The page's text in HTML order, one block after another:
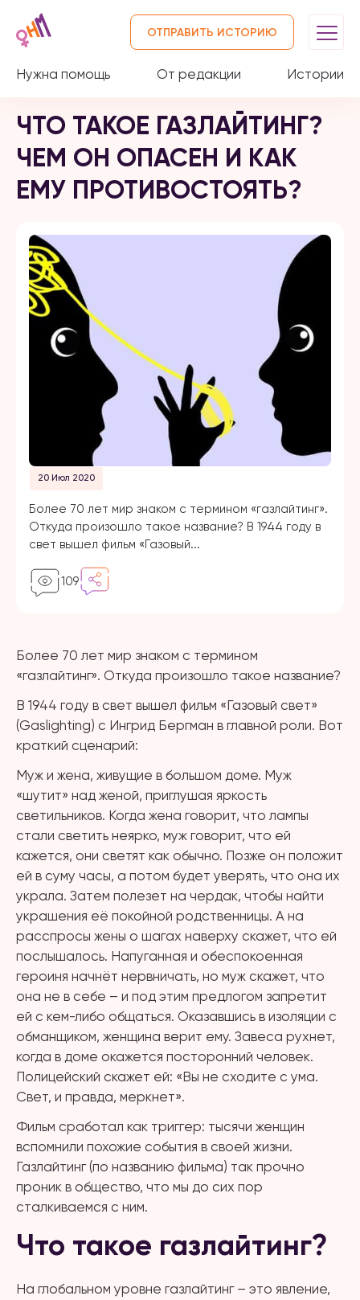
Нужна помощь От редакции Истории
ОТПРАВИТЬ ИСТОРИЮ
ЧТО ТАКОЕ ГАЗЛАЙТИНГ?
ЧЕМ ОН ОПАСЕН И КАК
ЕМУ ПРОТИВОСТОЯТЬ?
20 Июл 2020
Более 70 лет мир знаком с термином «газлайтинг».
Откуда произошло такое название? В 1944 году в
свет вышел фильм «Газовый...
109
Более 70 лет мир знаком с термином
«газлайтинг». Откуда произошло такое название?
В 1944 году в свет вышел фильм «Газовый свет»
(Gaslighting) с Ингрид Бергман в главной роли. Вот
краткий сценарий:
Муж и жена, живущие в большом доме. Муж
«шутит» над женой, приглушая яркость
светильников. Когда жена говорит, что лампы
стали светить неярко, муж говорит, что ей
кажется, они светят как обычно. Позже он положит
ей в суму часы, а потом будет уверять, что она их
украла. Затем полезет на чердак, чтобы найти
украшения её покойной родственницы. А на
расспросы жены о шагах наверху скажет, что ей
послышалось. Напуганная и обеспокоенная
героиня начнёт нервничать, но муж скажет, что
она не в себе – и под этим предлогом запретит
ей с кем-либо общаться. Оказавшись в изоляции с
обманщиком, женщина верит ему. Завеса рухнет,
когда в доме окажется посторонний человек.
Полицейский скажет ей: «Вы не сходите с ума.
Свет, и правда, меркнет».
Фильм сработал как триггер: тысячи женщин
вспомнили похожие события в своей жизни.
Газлайтинг (по названию фильма) так прочно
проник в общество, что мы до сих пор
сталкиваемся с ним.
Что такое газлайтинг?
На глобальном уровне газлайтинг – это явление,